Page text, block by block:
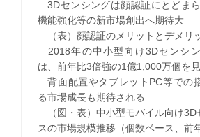
3Dセンシングは顔認証にとどま
機能強化等の新市場創出へ期待大
（表）顔認証のメリットとデメリ
2018年の中小型向け3Dセンシ
は、前年比3倍強の1億1,000万個を
背面配置やタブレットPC等での
る市場成長も期待される
（図・表）中小型モバイル向け3D
スの市場規模推移（個数ベース、前